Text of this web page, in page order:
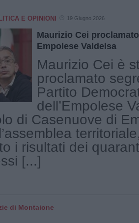
E OPINIONI 19 Giugno 2026
Maurizio Cei
Empolese Valdelsa
Maurizio Cei è
proclamato
Partito
dell’Empolese
di Casenuove di
i risultati dei
[...]
di Montaione